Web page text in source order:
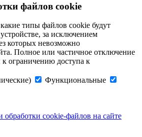
файлов cookie
типы файлов cookie будут
за исключением
которых невозможно
Полное или частичное отключение
ограничению доступа к
Функциональные
cookie-файлов на сайте